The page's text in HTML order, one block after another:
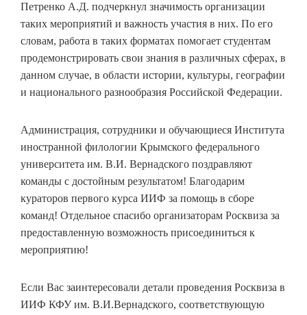
Петренко А.Д. подчеркнул значимость организации
таких мероприятий и важность участия в них. По его
словам, работа в таких форматах помогает студентам
продемонстрировать свои знания в различных сферах, в
данном случае, в области истории, культуры, географии
и национального разнообразия Российской Федерации.
Администрация, сотрудники и обучающиеся Института
иностранной филологии Крымского федерального
университета им. В.И. Вернадского поздравляют
команды с достойным результатом! Благодарим
кураторов первого курса ИИФ за помощь в сборе
команд! Отдельное спасибо организаторам Росквиза за
предоставленную возможность присоединиться к
мероприятию!
Если Вас заинтересовали детали проведения Росквиза в
ИИФ КФУ им. В.И.Вернадского, соответствующую